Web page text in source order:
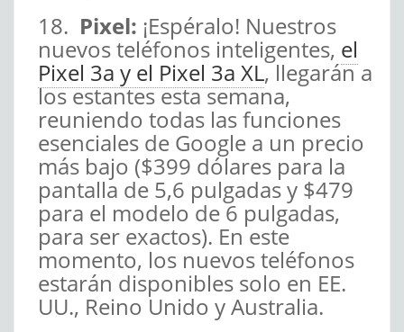
18. Pixel: ¡Espéralo! Nuestros
nuevos teléfonos inteligentes, el
Pixel 3a y el Pixel 3a XL, llegarán a
los estantes esta semana,
reuniendo todas las funciones
esenciales de Google a un precio
más bajo ($399 dólares para la
pantalla de 5,6 pulgadas y $479
para el modelo de 6 pulgadas,
para ser exactos). En este
momento, los nuevos teléfonos
estarán disponibles solo en EE.
UU., Reino Unido y Australia.